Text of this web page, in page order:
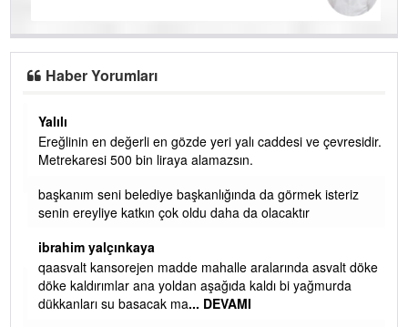
Haber Yorumları
Yalılı
Ereğlinin en değerli en gözde yeri yalı caddesi ve çevresidir.
Metrekaresi 500 bin liraya alamazsın.
başkanım seni belediye başkanlığında da görmek isteriz
senin ereyliye katkın çok oldu daha da olacaktır
ibrahim yalçınkaya
qaasvalt kansorejen madde mahalle aralarında asvalt döke
döke kaldırımlar ana yoldan aşağıda kaldı bi yağmurda
dükkanları su basacak ma... DEVAMI